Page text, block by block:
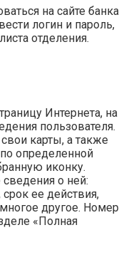
на сайте банка
логин и пароль,
отделения.
Интернета, на
пользователя.
карты, а также
определенной
иконку.
сведения о ней:
ее действия,
другое. Номер
«Полная